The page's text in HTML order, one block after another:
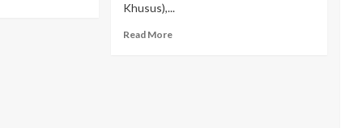
Khusus),...
Read More